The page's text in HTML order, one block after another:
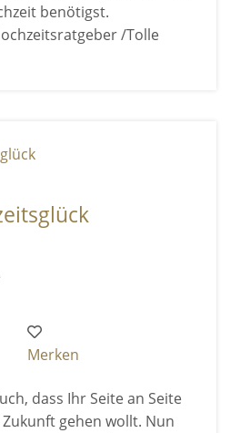
benötigst.
/Tolle
Merken
dass Ihr Seite an Seite
gehen wollt. Nun